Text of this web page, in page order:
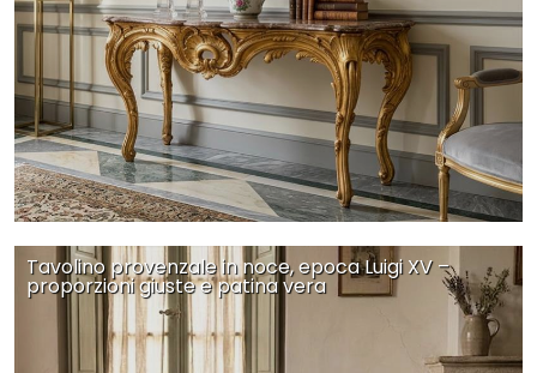
Tavolino provenzale in noce, epoca Luigi XV –
proporzioni giuste e patina vera